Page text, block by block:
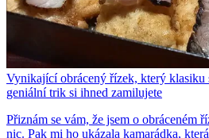
Vynikající obrácený řízek, který klasiku
geniální trik si ihned zamilujete
Přiznám se vám, že jsem o obráceném
nic. Pak mi ho ukázala kamarádka,